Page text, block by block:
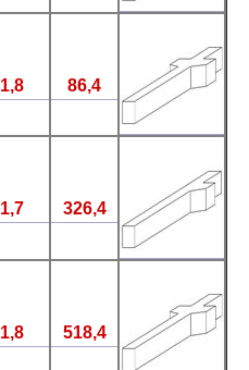
1,8 86,4
1,7 326,4
1,8 518,4